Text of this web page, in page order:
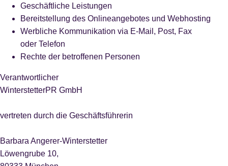
Geschäftliche Leistungen
Bereitstellung des Onlineangebotes und Webhosting
Werbliche Kommunikation via E-Mail, Post, Fax
oder Telefon
Rechte der betroffenen Personen
Verantwortlicher
WinterstetterPR GmbH
vertreten durch die Geschäftsführerin
Barbara Angerer-Winterstetter
Löwengrube 10,